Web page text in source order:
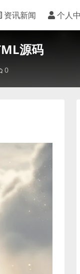
资讯新闻 个人
源码
0